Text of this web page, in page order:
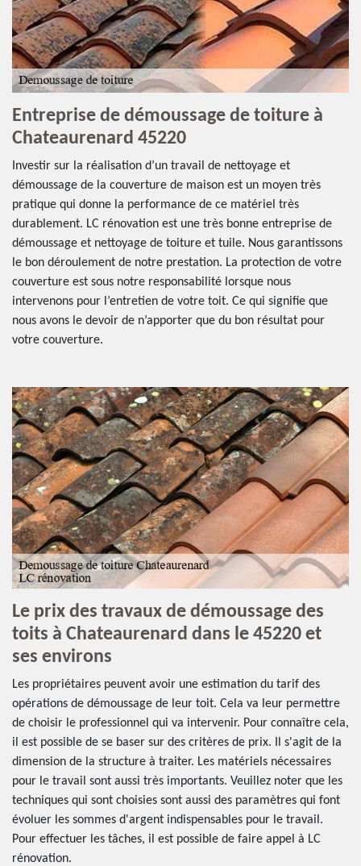
Entreprise de démoussage de toiture à
Chateaurenard 45220
Investir sur la réalisation d’un travail de nettoyage et
démoussage de la couverture de maison est un moyen très
pratique qui donne la performance de ce matériel très
durablement. LC rénovation est une très bonne entreprise de
démoussage et nettoyage de toiture et tuile. Nous garantissons
le bon déroulement de notre prestation. La protection de votre
couverture est sous notre responsabilité lorsque nous
intervenons pour l’entretien de votre toit. Ce qui signifie que
nous avons le devoir de n’apporter que du bon résultat pour
votre couverture.
Le prix des travaux de démoussage des
toits à Chateaurenard dans le 45220 et
ses environs
Les propriétaires peuvent avoir une estimation du tarif des
opérations de démoussage de leur toit. Cela va leur permettre
de choisir le professionnel qui va intervenir. Pour connaître cela,
il est possible de se baser sur des critères de prix. Il s'agit de la
dimension de la structure à traiter. Les matériels nécessaires
pour le travail sont aussi très importants. Veuillez noter que les
techniques qui sont choisies sont aussi des paramètres qui font
évoluer les sommes d'argent indispensables pour le travail.
Pour effectuer les tâches, il est possible de faire appel à LC
rénovation.